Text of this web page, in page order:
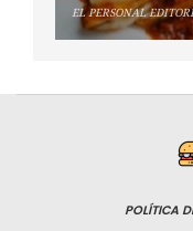
EL PERSONAL
POLÍTICA